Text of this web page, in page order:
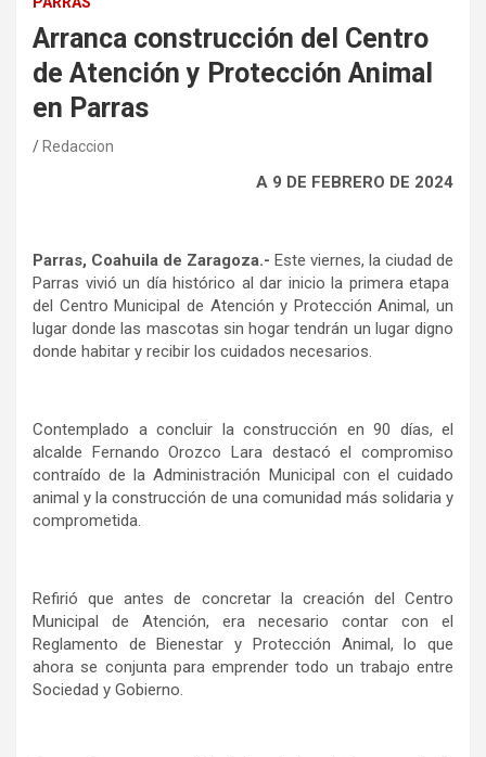
Arranca construcción del Centro
de Atención y Protección Animal
en Parras
Redaccion
A 9 DE FEBRERO DE 2024
Parras, Coahuila de Zaragoza.- Este viernes, la ciudad de
Parras vivió un día histórico al dar inicio la primera etapa
del Centro Municipal de Atención y Protección Animal, un
lugar donde las mascotas sin hogar tendrán un lugar digno
donde habitar y recibir los cuidados necesarios.
Contemplado a concluir la construcción en 90 días, el
alcalde Fernando Orozco Lara destacó el compromiso
contraído de la Administración Municipal con el cuidado
animal y la construcción de una comunidad más solidaria y
comprometida.
Refirió que antes de concretar la creación del Centro
Municipal de Atención, era necesario contar con el
Reglamento de Bienestar y Protección Animal, lo que
ahora se conjunta para emprender todo un trabajo entre
Sociedad y Gobierno.